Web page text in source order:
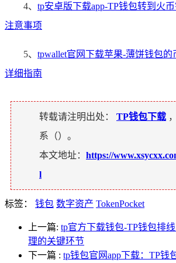
4、 tp安卓版下载app-TP钱包转到火
注意事项
5、 tpwallet官网下载苹果-薄饼钱包的
详细指南
转载请注明出处： TP钱包下载
系（）。
本文地址： https://
l
标签： 钱包 数字资产 TokenPocket
上一篇: tp官方下载钱包-TP钱包排
理的关键环节
下一篇 : tp钱包官网app下载：TP钱